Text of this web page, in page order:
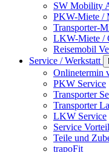
SW Mobility
PKW-Miete /
Transporter-
LKW-Miete /
Reisemobil
Service / Werkstatt
Onlinetermin
PKW Service
Transporter
Transporter
LKW Service
Service
Teile und
trapoFit